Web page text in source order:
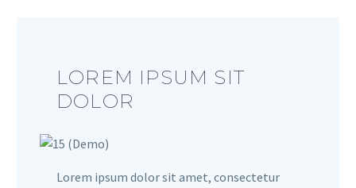
LOREM IPSUM SIT
DOLOR
Lorem ipsum dolor sit amet, consectetur